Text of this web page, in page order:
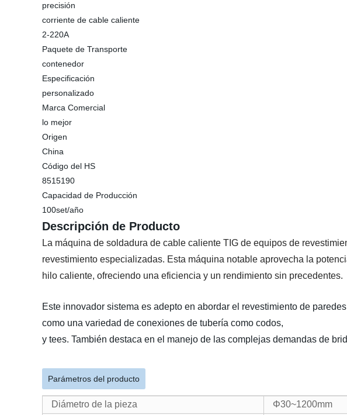
precisión
corriente de cable caliente
2-220A
Paquete de Transporte
contenedor
Especificación
personalizado
Marca Comercial
lo mejor
Origen
China
Código del HS
8515190
Capacidad de Producción
100set/año
Descripción de Producto
La máquina de soldadura de cable caliente TIG de equipos de
revestimiento especializadas. Esta máquina notable aprovecha la
hilo caliente, ofreciendo una eficiencia y un rendimiento sin precedentes.
Este innovador sistema es adepto en abordar el revestimiento de
como una variedad de conexiones de tubería como codos,
y tees. También destaca en el manejo de las complejas demandas de
Parámetros del producto
Diámetro de la pieza
Φ30~1200mm